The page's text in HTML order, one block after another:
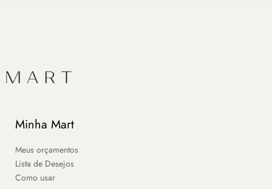
Minha Mart
Meus orçamentos
Lista de Desejos
Como usar